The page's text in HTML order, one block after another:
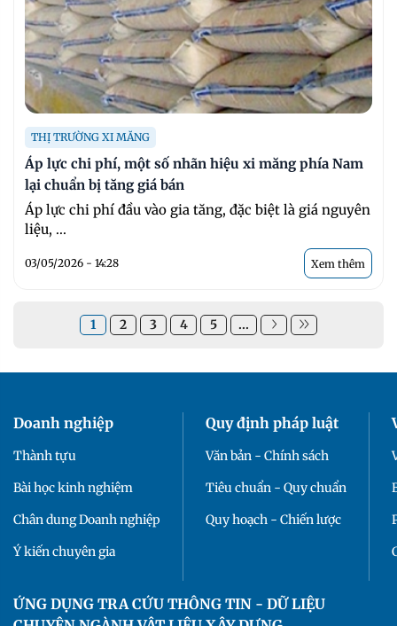
THỊ TRƯỜNG XI MĂNG
Áp lực chi phí, một số nhãn hiệu xi măng phía Nam
lại chuẩn bị tăng giá bán
Áp lực chi phí đầu vào gia tăng, đặc biệt là giá nguyên
liệu, ...
03/05/2026 - 14:28 Xem thêm
1 2 3 4 5 ...
Doanh nghiệp
Thành tựu
Bài học kinh nghiệm
Chân dung Doanh nghiệp
Ý kiến chuyên gia
Quy định pháp luật
Văn bản - Chính sách
Tiêu chuẩn - Quy chuẩn
Quy hoạch - Chiến lược
ỨNG DỤNG TRA CỨU THÔNG TIN - DỮ LIỆU